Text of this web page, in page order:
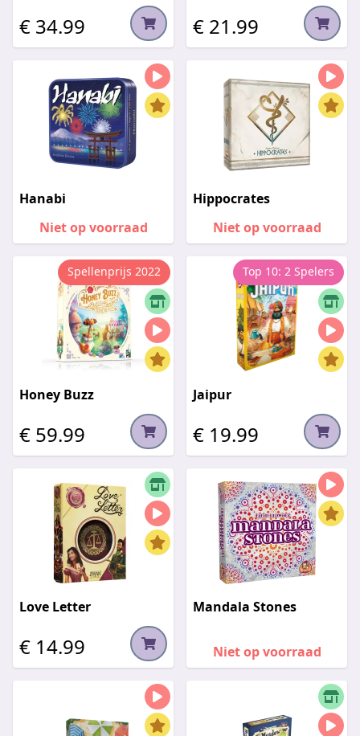
€ 34.99 € 21.99
Hanabi
Niet op voorraad
Hippocrates
Niet op voorraad
Spellenprijs 2022
Honey Buzz
€ 59.99
Top 10: 2 Spelers
Jaipur
€ 19.99
Love Letter
€ 14.99
Mandala Stones
Niet op voorraad